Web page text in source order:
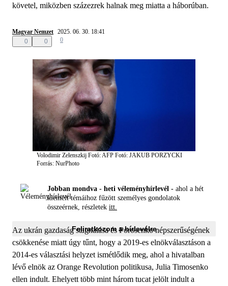
követel, miközben százezrek halnak meg miatta a háborúban.
Magyar Nemzet 2025. 06. 30. 18:41
0
0 0
Volodimir Zelenszkij Fotó: AFP Fotó: JAKUB PORZYCKI
Forrás: NurPhoto
Jobban mondva - heti véleményhírlevél - ahol a hét
kiemelt témáihoz fűzött személyes gondolatok
összeérnek, részletek itt.
Feliratkozom a hírlevélre
Az ukrán gazdaság stagnálása és Porosenko népszerűségének
csökkenése miatt úgy tűnt, hogy a 2019-es elnökválasztáson a
2014-es választási helyzet ismétlődik meg, ahol a hivatalban
lévő elnök az Orange Revolution politikusa, Julia Timosenko
ellen indult. Ehelyett több mint három tucat jelölt indult a